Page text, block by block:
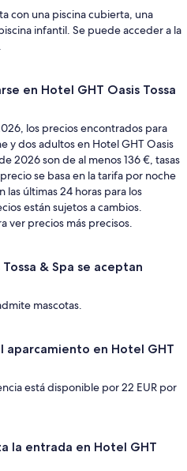
con una piscina cubierta, una
infantil. Se puede acceder a la
en Hotel GHT Oasis Tossa
los precios encontrados para
y dos adultos en Hotel GHT Oasis
2026 son de al menos 136 €, tasas
se basa en la tarifa por noche
las últimas 24 horas para los
están sujetos a cambios.
ver precios más precisos.
& Spa se aceptan
mascotas.
aparcamiento en Hotel GHT
está disponible por 22 EUR por
la entrada en Hotel GHT